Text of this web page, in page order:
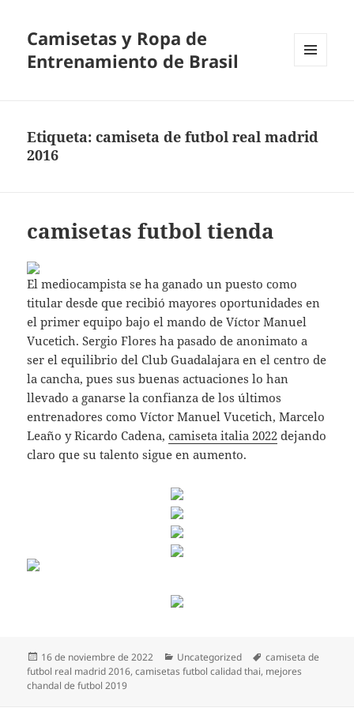
Camisetas y Ropa de
Entrenamiento de Brasil
Etiqueta:camiseta de futbol real madrid
2016
camisetas futbol tienda
El mediocampista se ha ganado un puesto como
titular desde que recibió mayores oportunidades en
el primer equipo bajo el mando de Víctor Manuel
Vucetich. Sergio Flores ha pasado de anonimato a
ser el equilibrio del Club Guadalajara en el centro de
la cancha, pues sus buenas actuaciones lo han
llevado a ganarse la confianza de los últimos
entrenadores como Víctor Manuel Vucetich, Marcelo
Leaño y Ricardo Cadena,camiseta italia 2022 dejando
claro que su talento sigue en aumento.
Publicado
el
16 de noviembre de 2022 Categorías
Uncategorized Etiquetas
camiseta de
futbol real madrid 2016,camisetas futbol calidad thai, mejores
chandal de futbol 2019